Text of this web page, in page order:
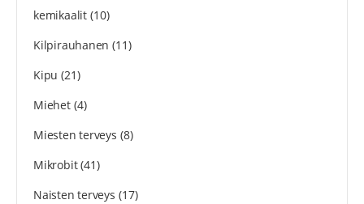
kemikaalit(10)
Kilpirauhanen (11)
Kipu (21)
Miehet(4)
Miesten terveys (8)
Mikrobit(41)
Naisten terveys (17)